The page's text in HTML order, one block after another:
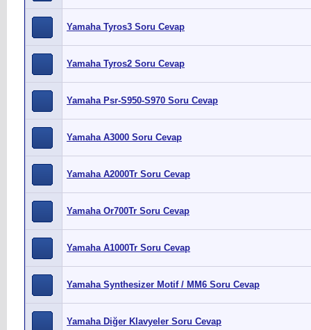
Yamaha Tyros3 Soru Cevap
Yamaha Tyros2 Soru Cevap
Yamaha Psr-S950-S970 Soru Cevap
Yamaha A3000 Soru Cevap
Yamaha A2000Tr Soru Cevap
Yamaha Or700Tr Soru Cevap
Yamaha A1000Tr Soru Cevap
Yamaha Synthesizer Motif / MM6 Soru Cevap
Yamaha Diğer Klavyeler Soru Cevap